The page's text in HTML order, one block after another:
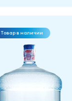
Товар в наличии